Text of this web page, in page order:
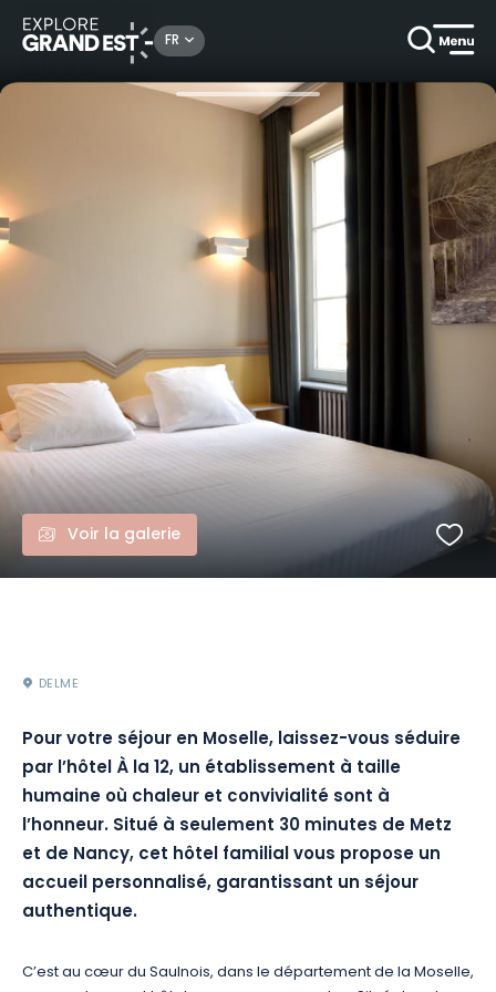
FR
Hôtels Nuitée à l'Hôtel À la 12
Voir la galerie
DELME
Pour votre séjour en Moselle, laissez-vous séduire
par l’hôtel À la 12, un établissement à taille
humaine où chaleur et convivialité sont à
l’honneur. Situé à seulement 30 minutes de Metz
et de Nancy, cet hôtel familial vous propose un
accueil personnalisé, garantissant un séjour
authentique.
C’est au cœur du Saulnois, dans le département de la Moselle,